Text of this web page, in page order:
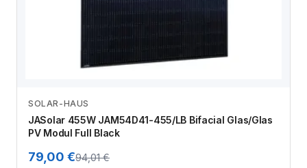
SOLAR-HAUS
JASolar 455W JAM54D41-455/LB Bifacial Glas/Glas
PV Modul Full Black
79,00 €94,01 €